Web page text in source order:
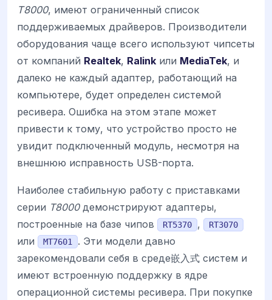
T8000, имеют ограниченный список
поддерживаемых драйверов. Производители
оборудования чаще всего используют чипсеты
от компаний Realtek, Ralinkили MediaTek, и
далеко не каждый адаптер, работающий на
компьютере, будет определен системой
ресивера. Ошибка на этом этапе может
привести к тому, что устройство просто не
увидит подключенный модуль, несмотря на
внешнюю исправность USB-порта.
Наиболее стабильную работу с приставками
серии T8000демонстрируют адаптеры,
построенные на базе чипов
RT5370 , RT3070
или MT7601
. Эти модели давно
зарекомендовали себя в среде嵌入式 систем и
имеют встроенную поддержку в ядре
операционной системы ресивера. При покупке